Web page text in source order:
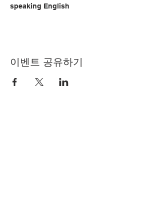
speaking English
이벤트 공유하기